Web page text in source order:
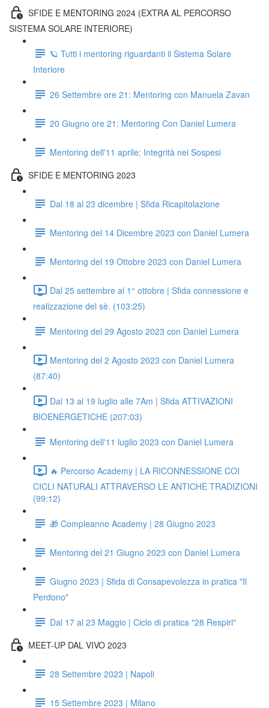
SFIDE E MENTORING 2024 (EXTRA AL PERCORSO
SISTEMA SOLARE INTERIORE)
🪐 Tutti i mentoring riguardanti il Sistema Solare
Interiore
26 Settembre ore 21: Mentoring con Manuela Zavan
20 Giugno ore 21: Mentoring Con Daniel Lumera
Mentoring dell'11 aprile: Integrità nei Sospesi
SFIDE E MENTORING 2023
Dal 18 al 23 dicembre | Sfida Ricapitolazione
Mentoring del 14 Dicembre 2023 con Daniel Lumera
Mentoring del 19 Ottobre 2023 con Daniel Lumera
Dal 25 settembre al 1° ottobre | Sfida connessione e
realizzazione del sè. (103:25)
Mentoring del 29 Agosto 2023 con Daniel Lumera
Mentoring del 2 Agosto 2023 con Daniel Lumera
(87:40)
Dal 13 al 19 luglio alle 7Am | Sfida ATTIVAZIONI
BIOENERGETICHE (207:03)
Mentoring dell'11 luglio 2023 con Daniel Lumera
🔥 Percorso Academy | LA RICONNESSIONE COI
CICLI NATURALI ATTRAVERSO LE ANTICHE TRADIZIONI
(99:12)
🎁 Compleanno Academy | 28 Giugno 2023
Mentoring del 21 Giugno 2023 con Daniel Lumera
Giugno 2023 | Sfida di Consapevolezza in pratica "Il
Perdono"
Dal 17 al 23 Maggio | Ciclo di pratica "28 Respiri"
MEET-UP DAL VIVO 2023
28 Settembre 2023 | Napoli
15 Settembre 2023 | Milano